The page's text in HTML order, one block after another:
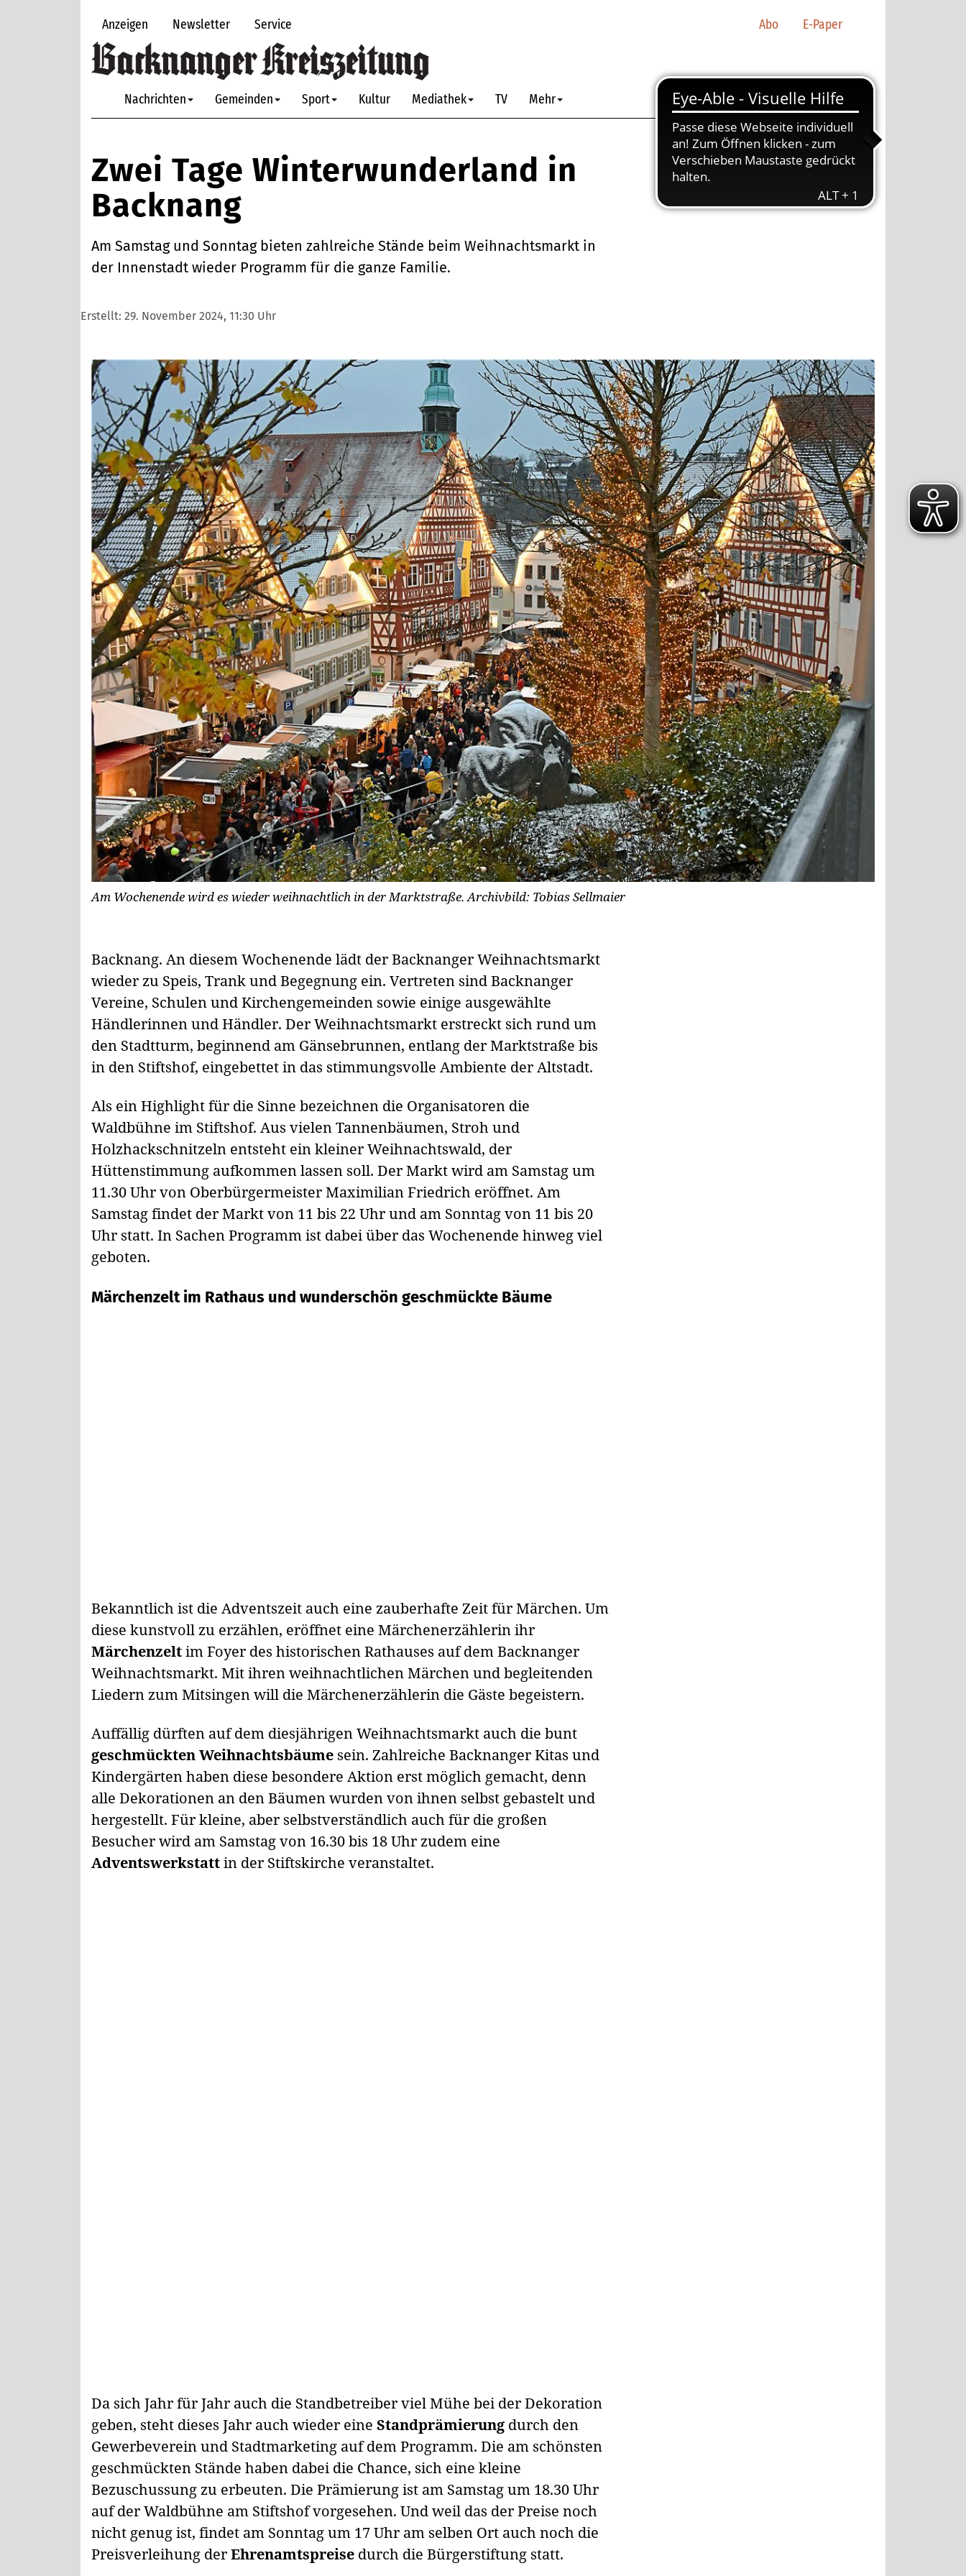
Anzeigen Newsletter Service Abo E-Paper
Nachrichten Gemeinden Sport Kultur Mediathek TV Mehr
Zwei Tage Winterwunderland in
Backnang
Am Samstag und Sonntag bieten zahlreiche Stände beim Weihnachtsmarkt in
der Innenstadt wieder Programm für die ganze Familie.
Erstellt: 29. November 2024, 11:30 Uhr
Am Wochenende wird es wieder weihnachtlich in der Marktstraße.Archivbild: Tobias Sellmaier
Backnang. An diesem Wochenende lädt der Backnanger Weihnachtsmarkt
wieder zu Speis, Trank und Begegnung ein. Vertreten sind Backnanger
Vereine, Schulen und Kirchengemeinden sowie einige ausgewählte
Händlerinnen und Händler. Der Weihnachtsmarkt erstreckt sich rund um
den Stadtturm, beginnend am Gänsebrunnen, entlang der Marktstraße bis
in den Stiftshof, eingebettet in das stimmungsvolle Ambiente der Altstadt.
Als ein Highlight für die Sinne bezeichnen die Organisatoren die
Waldbühne im Stiftshof. Aus vielen Tannenbäumen, Stroh und
Holzhackschnitzeln entsteht ein kleiner Weihnachtswald, der
Hüttenstimmung aufkommen lassen soll. Der Markt wird am Samstag um
11.30 Uhr von Oberbürgermeister Maximilian Friedrich eröffnet. Am
Samstag findet der Markt von 11 bis 22 Uhr und am Sonntag von 11 bis 20
Uhr statt. In Sachen Programm ist dabei über das Wochenende hinweg viel
geboten.
Märchenzelt im Rathaus und wunderschön geschmückte Bäume
Bekanntlich ist die Adventszeit auch eine zauberhafte Zeit für Märchen. Um
diese kunstvoll zu erzählen, eröffnet eine Märchenerzählerin ihr
Märchenzeltim Foyer des historischen Rathauses auf dem Backnanger
Weihnachtsmarkt. Mit ihren weihnachtlichen Märchen und begleitenden
Liedern zum Mitsingen will die Märchenerzählerin die Gäste begeistern.
Auffällig dürften auf dem diesjährigen Weihnachtsmarkt auch die bunt
geschmückten Weihnachtsbäume sein. Zahlreiche Backnanger Kitas und
Kindergärten haben diese besondere Aktion erst möglich gemacht, denn
alle Dekorationen an den Bäumen wurden von ihnen selbst gebastelt und
hergestellt. Für kleine, aber selbstverständlich auch für die großen
Besucher wird am Samstag von 16.30 bis 18 Uhr zudem eine
Adventswerkstattin der Stiftskirche veranstaltet.
Da sich Jahr für Jahr auch die Standbetreiber viel Mühe bei der Dekoration
geben, steht dieses Jahr auch wieder eine Standprämierung durch den
Gewerbeverein und Stadtmarketing auf dem Programm. Die am schönsten
geschmückten Stände haben dabei die Chance, sich eine kleine
Bezuschussung zu erbeuten. Die Prämierung ist am Samstag um 18.30 Uhr
auf der Waldbühne am Stiftshof vorgesehen. Und weil das der Preise noch
nicht genug ist, findet am Sonntag um 17 Uhr am selben Ort auch noch die
Preisverleihung derEhrenamtspreise durch die Bürgerstiftung statt.